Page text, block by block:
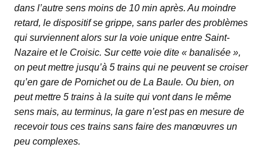
dans l’autre sens moins de 10 min après. Au moindre
retard, le dispositif se grippe, sans parler des problèmes
qui surviennent alors sur la voie unique entre Saint-
Nazaire et le Croisic. Sur cette voie dite « banalisée »,
on peut mettre jusqu’à 5 trains qui ne peuvent se croiser
qu’en gare de Pornichet ou de La Baule. Ou bien, on
peut mettre 5 trains à la suite qui vont dans le même
sens mais, au terminus, la gare n’est pas en mesure de
recevoir tous ces trains sans faire des manœuvres un
peu complexes.